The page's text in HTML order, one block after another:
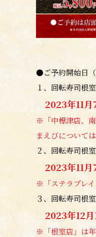
●ご予約開始日（
１、回転寿司根
2023年11
※「中標津店、
まえびについて
２、回転寿司根
2023年11
※「ステラプレ
３、回転寿司根
2023年12
※「根室店」は年